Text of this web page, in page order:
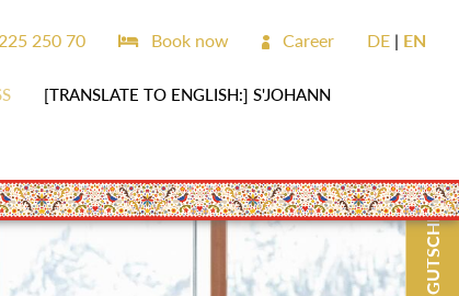
[TRANSLATE TO ENGLISH:] S'JOHANN
250 70 Book now Career DE EN
GUTSCHEINE